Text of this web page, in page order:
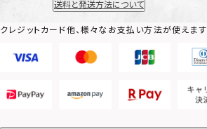
送料と発送方法について
クレジットカード他、様々なお支払い方法が使えます